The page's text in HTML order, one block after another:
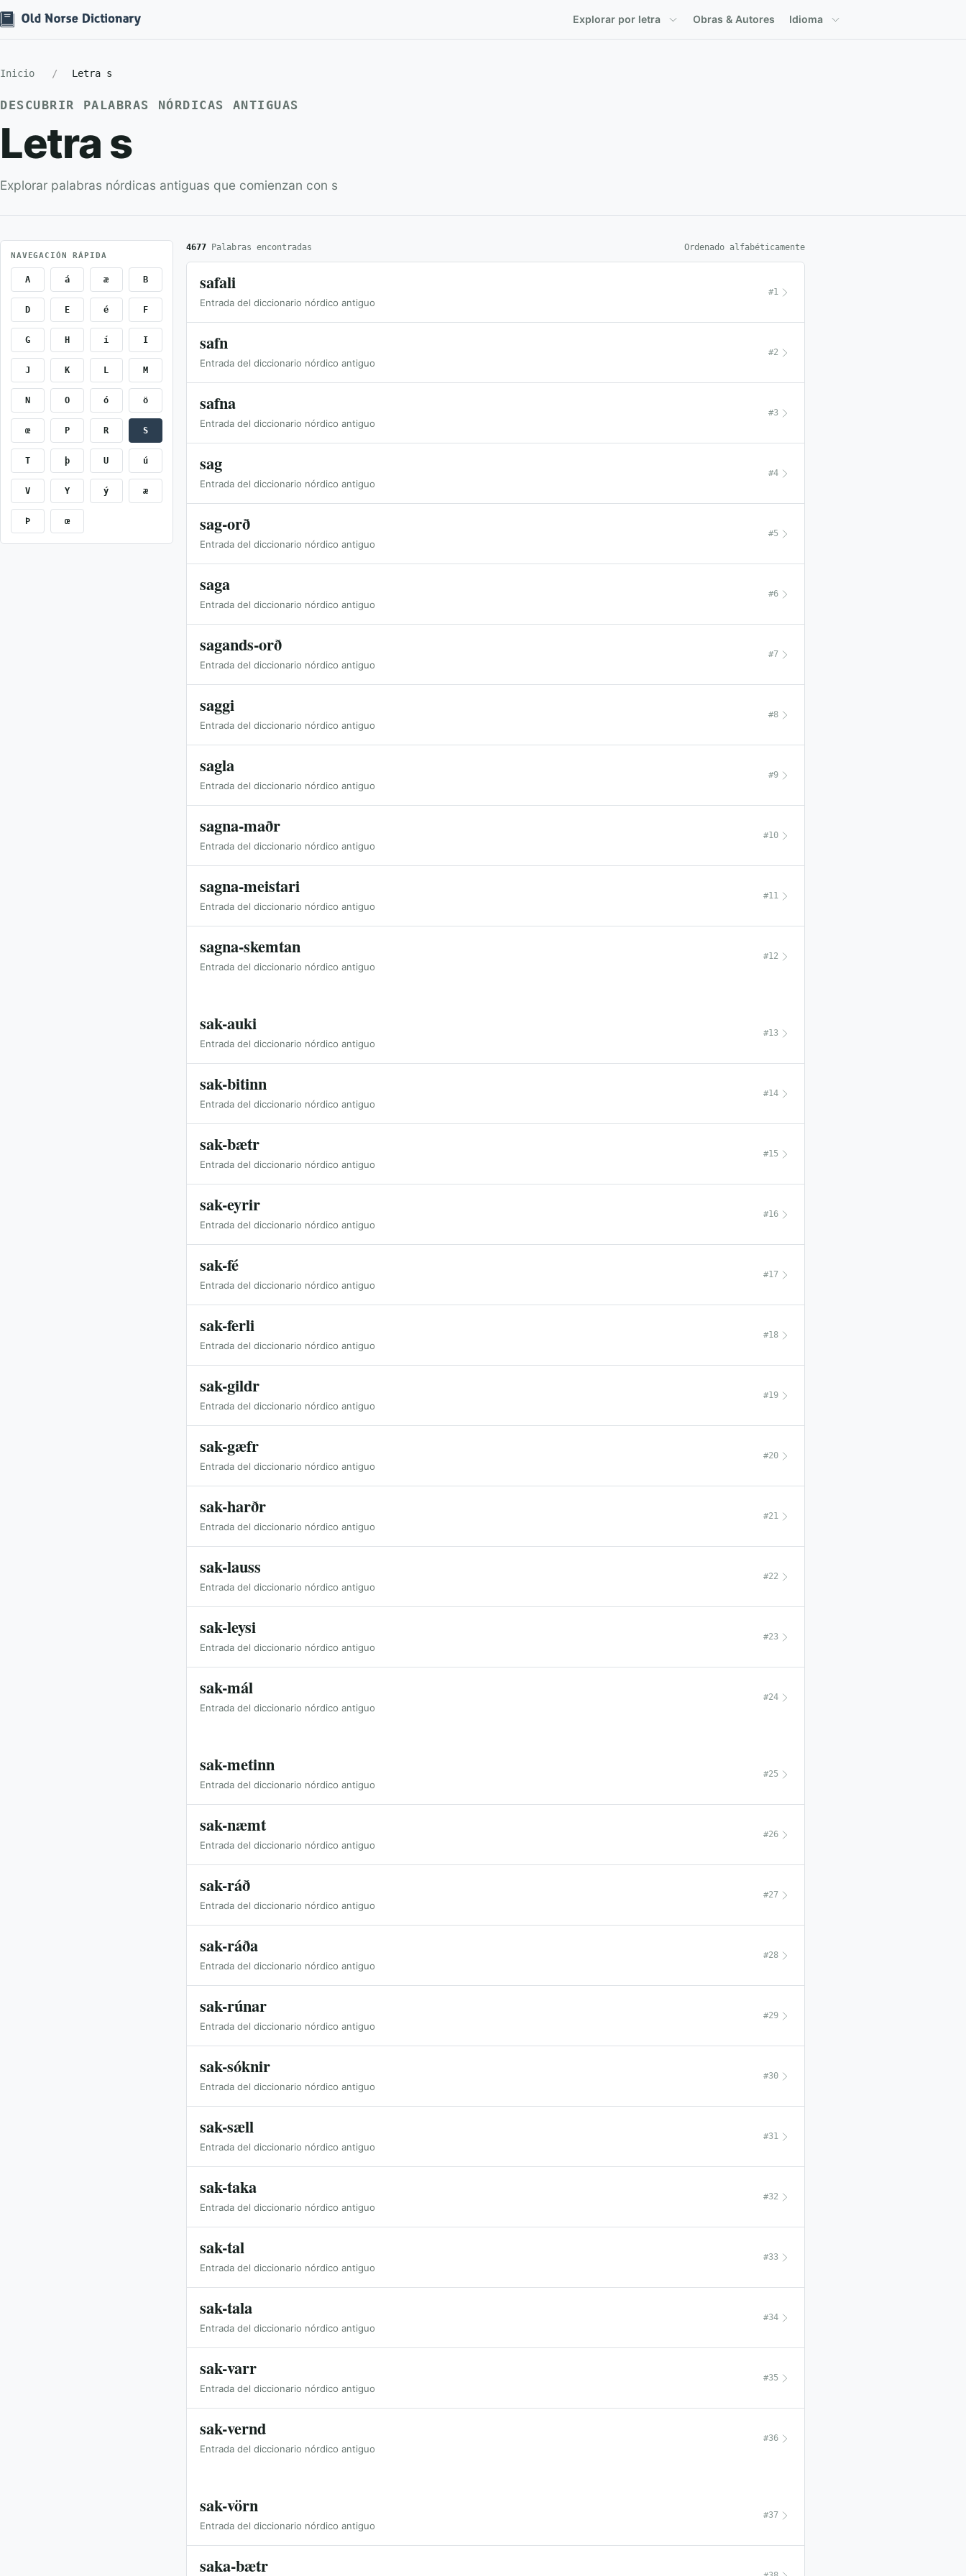
Explorar por letra Obras & Autores Idioma
Inicio Letra s
DESCUBRIR PALABRAS NÓRDICAS ANTIGUAS
Letra s
Explorar palabras nórdicas antiguas que comienzan con s
NAVEGACIÓN RÁPIDA
A á æ B
D E é F
G H í I
J K L M
N O ó ö
œ P R S
T þ U ú
V Y ý æ
Þ œ
4677 Palabras encontradas Ordenado alfabéticamente
safali
Entrada del diccionario nórdico antiguo
#1
safn
Entrada del diccionario nórdico antiguo
#2
safna
Entrada del diccionario nórdico antiguo
#3
sag
Entrada del diccionario nórdico antiguo
#4
sag-orð
Entrada del diccionario nórdico antiguo
#5
saga
Entrada del diccionario nórdico antiguo
#6
sagands-orð
Entrada del diccionario nórdico antiguo
#7
saggi
Entrada del diccionario nórdico antiguo
#8
sagla
Entrada del diccionario nórdico antiguo
#9
sagna-maðr
Entrada del diccionario nórdico antiguo
#10
sagna-meistari
Entrada del diccionario nórdico antiguo
#11
sagna-skemtan
Entrada del diccionario nórdico antiguo
#12
sak-auki
Entrada del diccionario nórdico antiguo
#13
sak-bitinn
Entrada del diccionario nórdico antiguo
#14
sak-bætr
Entrada del diccionario nórdico antiguo
#15
sak-eyrir
Entrada del diccionario nórdico antiguo
#16
sak-fé
Entrada del diccionario nórdico antiguo
#17
sak-ferli
Entrada del diccionario nórdico antiguo
#18
sak-gildr
Entrada del diccionario nórdico antiguo
#19
sak-gæfr
Entrada del diccionario nórdico antiguo
#20
sak-harðr
Entrada del diccionario nórdico antiguo
#21
sak-lauss
Entrada del diccionario nórdico antiguo
#22
sak-leysi
Entrada del diccionario nórdico antiguo
#23
sak-mál
Entrada del diccionario nórdico antiguo
#24
sak-metinn
Entrada del diccionario nórdico antiguo
#25
sak-næmt
Entrada del diccionario nórdico antiguo
#26
sak-ráð
Entrada del diccionario nórdico antiguo
#27
sak-ráða
Entrada del diccionario nórdico antiguo
#28
sak-rúnar
Entrada del diccionario nórdico antiguo
#29
sak-sóknir
Entrada del diccionario nórdico antiguo
#30
sak-sæll
Entrada del diccionario nórdico antiguo
#31
sak-taka
Entrada del diccionario nórdico antiguo
#32
sak-tal
Entrada del diccionario nórdico antiguo
#33
sak-tala
Entrada del diccionario nórdico antiguo
#34
sak-varr
Entrada del diccionario nórdico antiguo
#35
sak-vernd
Entrada del diccionario nórdico antiguo
#36
sak-vörn
Entrada del diccionario nórdico antiguo
#37
saka-bætr